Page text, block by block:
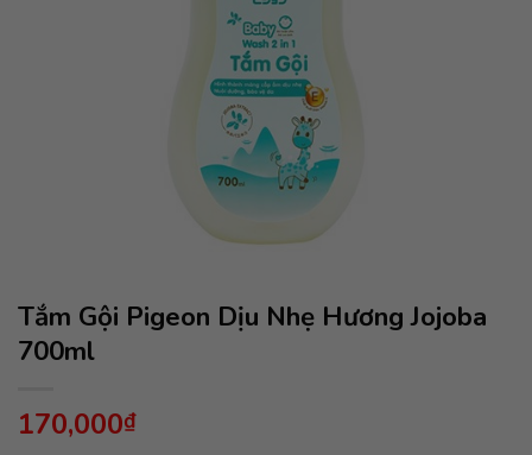
Tắm Gội Pigeon Dịu Nhẹ Hương Jojoba
700ml
170,000₫